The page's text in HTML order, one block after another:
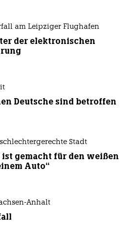
am Leipziger Flughafen
der elektronischen
Deutsche sind betroffen
Stadt
ist gemacht für den weißen
Auto“
Anhalt